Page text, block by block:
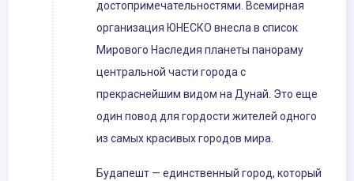
достопримечательностями. Всемирная
организация ЮНЕСКО внесла в список
Мирового Наследия планеты панораму
центральной части города с
прекраснейшим видом на Дунай. Это еще
один повод для гордости жителей одного
из самых красивых городов мира.
Будапешт — единственный город, который